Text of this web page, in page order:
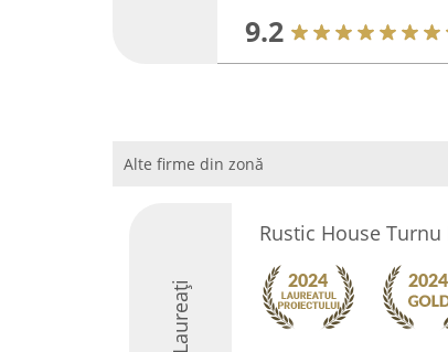
9.2
Alte firme din zonă
Laureați
Rustic House